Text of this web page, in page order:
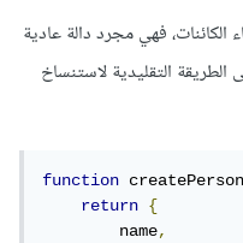
فهي مجرد دالة عادية
الطريقة التقليدية لاستنساخ
function
return
{
        name
,